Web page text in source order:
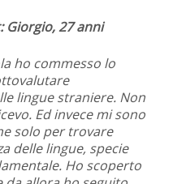
Giorgio, 27 anni
ho commesso lo
lingue straniere. Non
Ed invece mi sono
solo per trovare
delle lingue, specie
Ho scoperto